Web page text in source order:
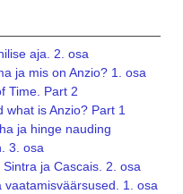
aja. 2. osa
ja mis on Anzio? 1. osa
Time. Part 2
what is Anzio? Part 1
ja hinge nauding
3. osa
ja Cascais. 2. osa
vaatamisväärsused. 1. osa